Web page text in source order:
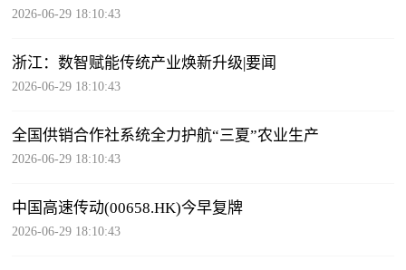
2026-06-29 18:10:43
浙江：数智赋能传统产业焕新升级|要闻
2026-06-29 18:10:43
全国供销合作社系统全力护航“三夏”农业生产
2026-06-29 18:10:43
中国高速传动(00658.HK)今早复牌
2026-06-29 18:10:43